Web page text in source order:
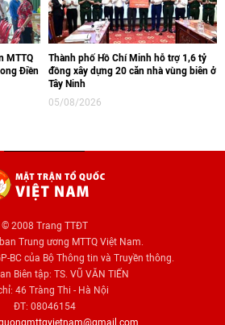
MTTQ
Điền
Thành phố Hồ Chí Minh hỗ trợ 1,6 tỷ
đồng xây dựng 20 căn nhà vùng biên ở
Tây Ninh
05/08/2026
© 2008 Trang TTĐT
Trung ương MTTQ Việt Nam.
BC của Bộ Thông tin và Truyền thông.
Biên tập: TS. VŨ VĂN TIẾN
46 Tràng Thi - Hà Nội
ĐT: 08046154